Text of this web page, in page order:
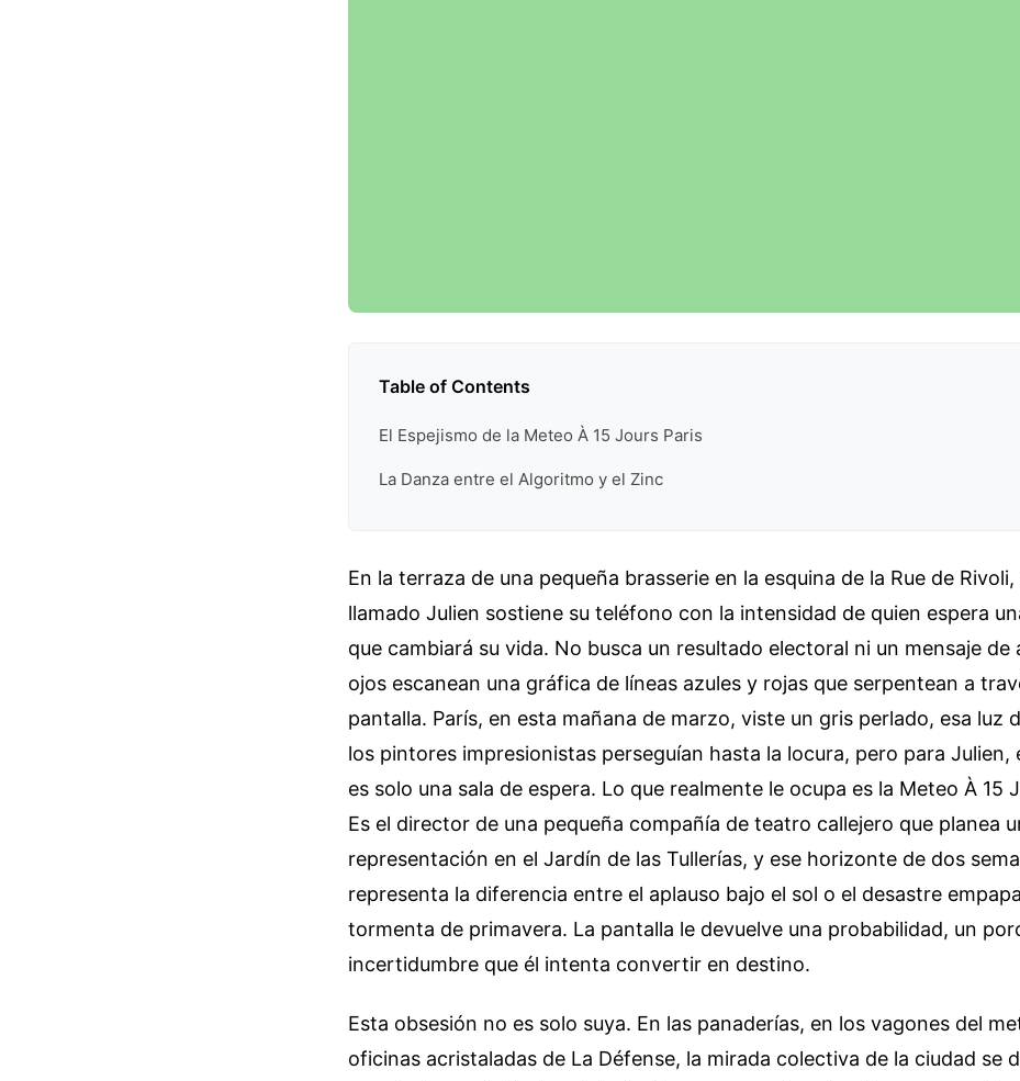
Table of Contents
El Espejismo de la Meteo À 15 Jours Paris
La Danza entre el Algoritmo y el Zinc
En la terraza de una pequeña brasserie en la esquina de la Rue de
llamado Julien sostiene su teléfono con la intensidad de quien espera
que cambiará su vida. No busca un resultado electoral ni un mensaje de
ojos escanean una gráfica de líneas azules y rojas que serpentean a
pantalla. París, en esta mañana de marzo, viste un gris perlado, esa luz
los pintores impresionistas perseguían hasta la locura, pero para Julien,
es solo una sala de espera. Lo que realmente le ocupa es la Meteo À 15
Es el director de una pequeña compañía de teatro callejero que planea
representación en el Jardín de las Tullerías, y ese horizonte de dos
representa la diferencia entre el aplauso bajo el sol o el desastre
tormenta de primavera. La pantalla le devuelve una probabilidad, un
incertidumbre que él intenta convertir en destino.
Esta obsesión no es solo suya. En las panaderías, en los vagones del
oficinas acristaladas de La Défense, la mirada colectiva de la ciudad se